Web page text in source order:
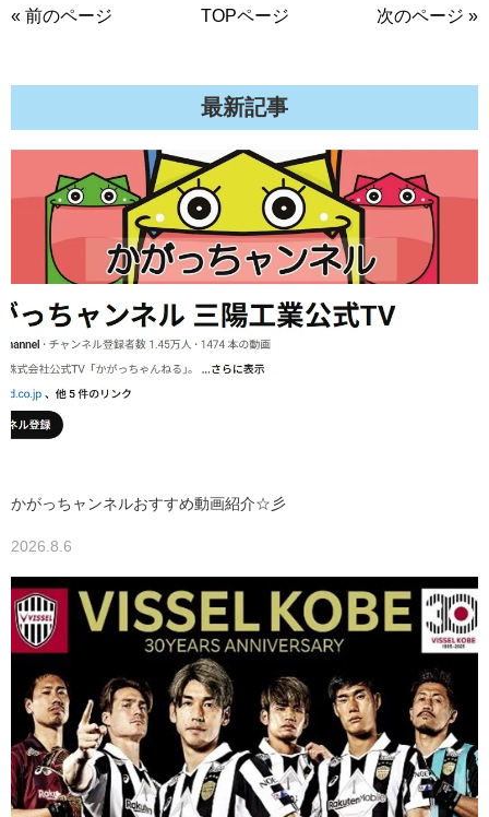
« 前のページ TOPページ 次のページ »
最新記事
かがっちャンネルおすすめ動画紹介☆彡
2026.8.6